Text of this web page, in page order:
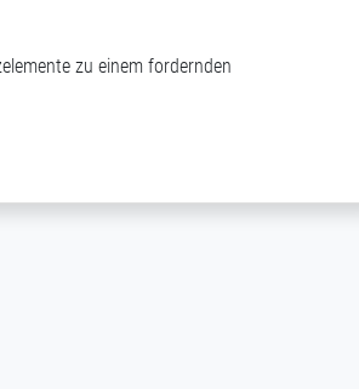
zu einem fordernden